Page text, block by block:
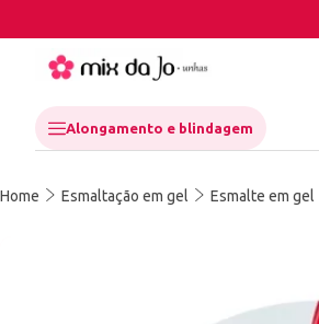
Alongamento e blindagem
Home Esmaltação em gel Esmalte em gel